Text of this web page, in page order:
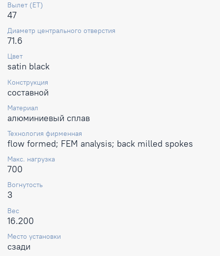
Вылет (ET)
47
Диаметр центрального отверстия
71.6
Цвет
satin black
Конструкция
составной
Материал
алюминиевый сплав
Технология фирменная
flow formed; FEM analysis; back milled spokes
Макс. нагрузка
700
Вогнутость
3
Вес
16.200
Место установки
сзади